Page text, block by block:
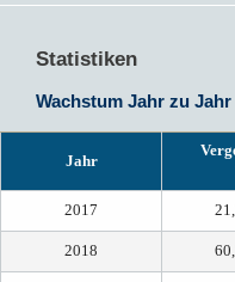
Statistiken
Wachstum Jahr zu Jahr
Jahr
2017
2018